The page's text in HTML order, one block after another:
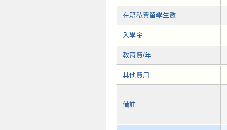
在籍私費留學生數
入學金
教育費/年
其他費用
備註